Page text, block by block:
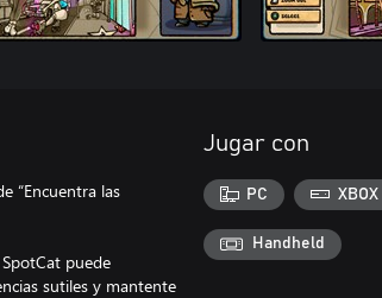
“Encuentra las
puede
sutiles y mantente
Jugar con
PC
Handheld